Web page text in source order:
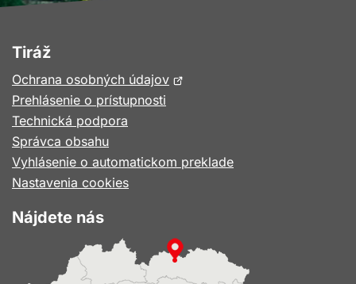
Tiráž
Ochrana osobných údajovOtvorí
okne
Prehlásenie o prístupnosti
Technická podpora
Správca obsahu
Vyhlásenie o automatickom preklade
Nastavenia cookies
Nájdete nás